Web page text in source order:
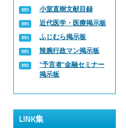
小室直樹文献目録
近代医学・医療掲示板
ふじむら掲示板
辣腕行政マン掲示板
“予言者”金融セミナー
掲示板
LINK集